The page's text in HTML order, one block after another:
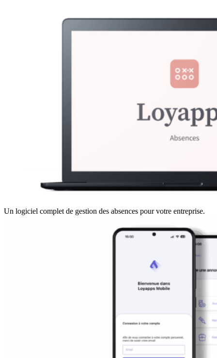
Un logiciel complet de gestion des absences pour votre entreprise.